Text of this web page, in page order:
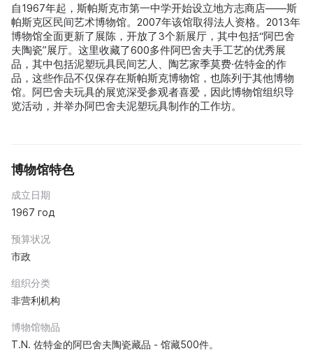
自1967年起，斯帕斯克市第一中学开始设立地方志商店——斯
帕斯克区民间艺术博物馆。2007年该馆取得法人资格。2013年
博物馆全面更新了展陈，开放了3个新展厅，其中包括“阿巴舍
夫陶瓷”展厅。这里收藏了600多件阿巴舍夫手工艺的优秀展
品，其中包括泥塑玩具民间艺人、陶艺家季莫费·佐特金的作
品，这些作品不仅保存在斯帕斯克博物馆，也陈列于其他博物
馆。阿巴舍夫玩具的展览深受参观者喜爱，因此博物馆组织导
览活动，并举办阿巴舍夫泥塑玩具制作的工作坊。
博物馆特色
成立日期
1967 год
预算状况
市政
组织分类
非营利机构
博物馆物品
T.N. 佐特金的阿巴舍夫陶瓷藏品 - 馆藏500件。